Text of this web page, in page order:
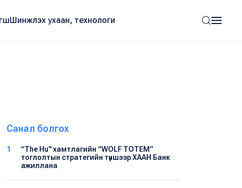
Шинжлэх ухаан, технологи
Санал болгох
1
“The Hu" хамтлагийн “WOLF TOTEM”
тоглолтын стратегийн түншээр ХААН Банк
ажиллана